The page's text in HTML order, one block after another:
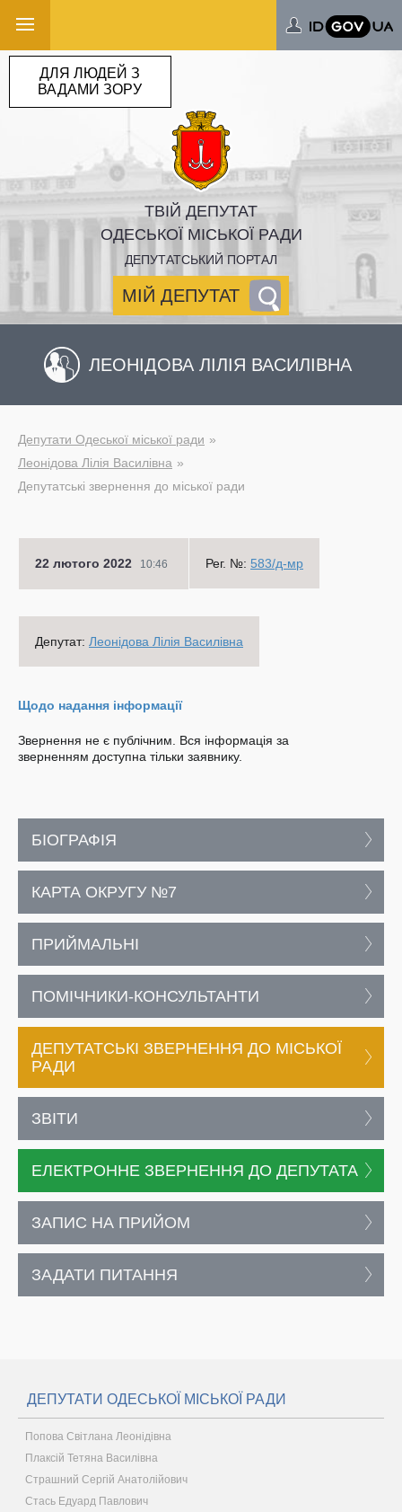
ТВІЙ ДЕПУТАТ
ОДЕСЬКОЇ МІСЬКОЇ РАДИ
ДЕПУТАТСЬКИЙ ПОРТАЛ
МІЙ ДЕПУТАТ
ДЛЯ ЛЮДЕЙ З
ВАДАМИ ЗОРУ
ЛЕОНІДОВА ЛІЛІЯ ВАСИЛІВНА
Депутати Одеської міської ради
Леонідова Лілія Василівна
Депутатські звернення до міської ради
22 лютого 2022 10:46 Рег. №: 583/д-мр
Депутат: Леонідова Лілія Василівна
Щодо надання інформації
Звернення не є публічним. Вся інформація за
зверненням доступна тільки заявнику.
БІОГРАФІЯ
КАРТА ОКРУГУ №7
ПРИЙМАЛЬНІ
ПОМІЧНИКИ-КОНСУЛЬТАНТИ
ДЕПУТАТСЬКІ ЗВЕРНЕННЯ ДО МІСЬКОЇ
РАДИ
ЗВІТИ
ЕЛЕКТРОННЕ ЗВЕРНЕННЯ ДО ДЕПУТАТА
ЗАПИС НА ПРИЙОМ
ЗАДАТИ ПИТАННЯ
ДЕПУТАТИ ОДЕСЬКОЇ МІСЬКОЇ РАДИ
Попова Світлана Леонідівна
Плаксій Тетяна Василівна
Страшний Сергій Анатолійович
Стась Едуард Павлович